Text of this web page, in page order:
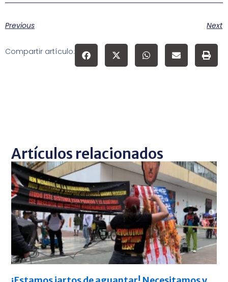
Previous Next
Compartir artículo:
Artículos relacionados